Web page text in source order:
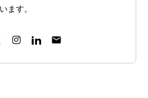
ます。